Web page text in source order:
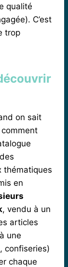
qualité
C’est
trop
on sait
comment
thématiques
en
, vendu à un
articles
une
confiseries)
chaque